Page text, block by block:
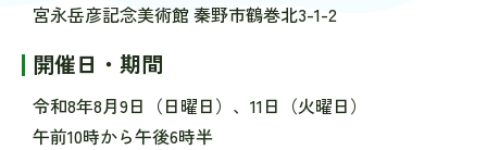
宮永岳彦記念美術館 秦野市鶴巻北3-1-2
開催日・期間
令和8年8月9日（日曜日）、11日（火曜日）
午前10時から午後6時半